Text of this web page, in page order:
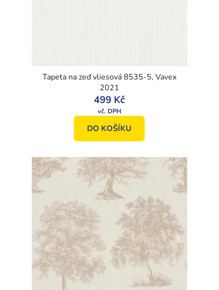
Tapeta na zeď vliesová 8535-5, Vavex
2021
499 Kč
DO KOŠÍKU